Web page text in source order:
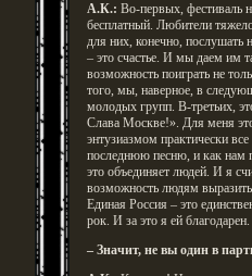
А.К.: Во-первых, фестиваль
бесплатный. Любители
для них, конечно, послушать
– это счастье. И мы даем им
возможность поиграть не
того, мы, наверное, в
молодых групп. В-третьих,
Слава Москве!». Для меня
энтузиазмом практически
последнюю песню, и как нам
это объединяет людей. И я
возможность людям
Единая Россия – это
рок. И за это я ей благодарен.
– Значит, не вы один в